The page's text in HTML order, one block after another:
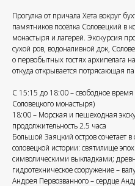
Прогулка от причала Хета вокруг
памятников посёлка Соловецкий в
монастыря и лагерей. Экскурсия
сухой ров, водоналивной док,
о первобытных гостях архипелага
откуда открывается потрясающая
С 15:15 до 18:00 – свободное время
Соловецкого монастыря)
18:00 – Морская и пешеходная
продолжительность 2.5 часа
Большой Заяцкий остров сочетает
соловецкой истории: святилище
символическими выкладками;
гидротехническое сооружение –
Андрея Первозванного – сердце